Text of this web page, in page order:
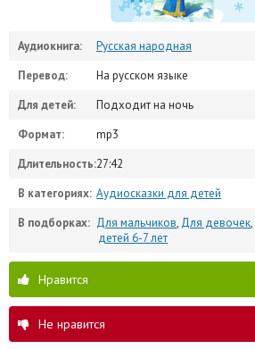
Аудиокнига:
Русская народная
Перевод:
На русском языке
Для детей:
Подходит на ночь
Формат:
mp3
Длительность:27:42
В категориях: Аудиосказки для детей
В подборках: Для мальчиков, Для девочек,
детей 6-7 лет
Нравится
Не нравится